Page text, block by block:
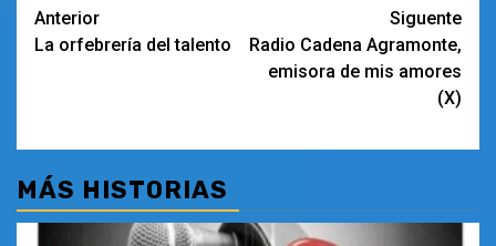
Navegación
de
Anterior
La orfebrería del talento
Siguente
Radio Cadena Agramonte,
emisora de mis amores
(X)
MÁS HISTORIAS